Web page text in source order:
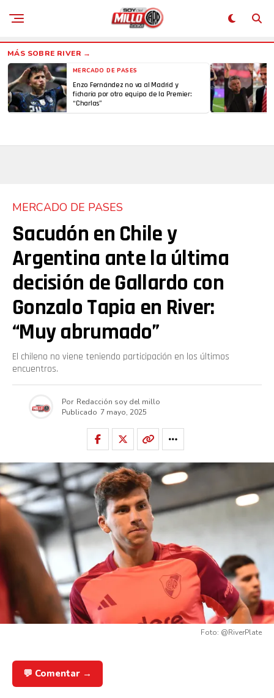
MERCADO DE PASES
Enzo Fernández no va al Madrid y
ficharía por otro equipo de la Premier:
“Charlas”
MERCADO DE PASES
Sacudón en Chile y
Argentina ante la última
decisión de Gallardo con
Gonzalo Tapia en River:
“Muy abrumado”
El chileno no viene teniendo participación en los últimos
encuentros.
Por Redacción soy del millo
Publicado 7 mayo, 2025
Foto: @RiverPlate
💬 Comentar →